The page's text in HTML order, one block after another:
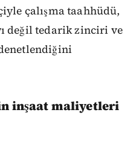
çalışma taahhüdü,
değil tedarik zinciri ve
inşaat maliyetleri